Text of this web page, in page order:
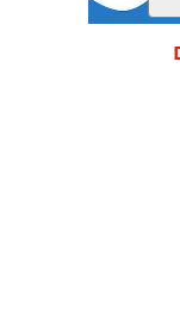
עילית
לשטחי